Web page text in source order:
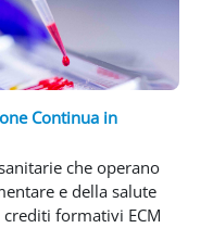
Continua in
che operano
e della salute
formativi ECM